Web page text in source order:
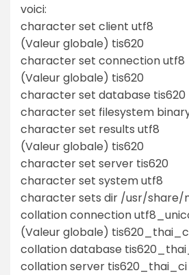
voici:
character set client utf8
(Valeur globale) tis620
character set connection utf8
(Valeur globale) tis620
character set database tis620
character set filesystem
character set results utf8
(Valeur globale) tis620
character set server tis620
character set system utf8
character sets dir /usr/
collation connection
(Valeur globale)
collation database
collation server tis620_thai_ci